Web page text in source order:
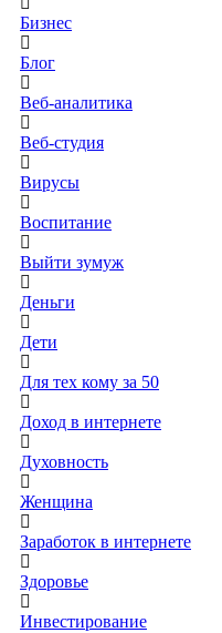
Бизнес
Блог
Веб-аналитика
Веб-студия
Вирусы
Воспитание
Выйти зумуж
Деньги
Дети
Для тех кому за 50
Доход в интернете
Духовность
Женщина
Заработок в интернете
Здоровье
Инвестирование